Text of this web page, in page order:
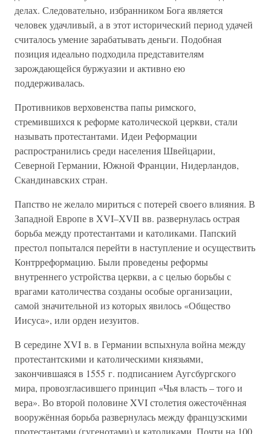
делах. Следовательно, избранником Бога является
человек удачливый, а в этот исторический период удачей
считалось умение зарабатывать деньги. Подобная
позиция идеально подходила представителям
зарождающейся буржуазии и активно ею
поддерживалась.
Противников верховенства папы римского,
стремившихся к реформе католической церкви, стали
называть протестантами. Идеи Реформации
распространились среди населения Швейцарии,
Северной Германии, Южной Франции, Нидерландов,
Скандинавских стран.
Папство не желало мириться с потерей своего влияния. В
Западной Европе в XVI–XVII вв. развернулась острая
борьба между протестантами и католиками. Папский
престол попытался перейти в наступление и осуществить
Контрреформацию. Были проведены реформы
внутреннего устройства церкви, а с целью борьбы с
врагами католичества созданы особые организации,
самой значительной из которых явилось «Общество
Иисуса», или орден иезуитов.
В середине XVI в. в Германии вспыхнула война между
протестантскими и католическими князьями,
закончившаяся в 1555 г. подписанием Аугсбургского
мира, провозгласившего принцип «Чья власть – того и
вера». Во второй половине XVI столетия ожесточённая
вооружённая борьба развернулась между французскими
протестантами (гугенотами) и католиками. Почти на 100